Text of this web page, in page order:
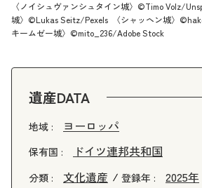
〈ノイシュヴァンシュタイン城〉©Timo Volz/
城〉©Lukas Seitz/Pexels 〈シャッヘン城〉
キームゼー城〉©mito_236/Adobe Stock
遺産DATA
地域 : ヨーロッパ
保有国 : ドイツ連邦共和国
分類 : 文化遺産 登録年 : 2025年